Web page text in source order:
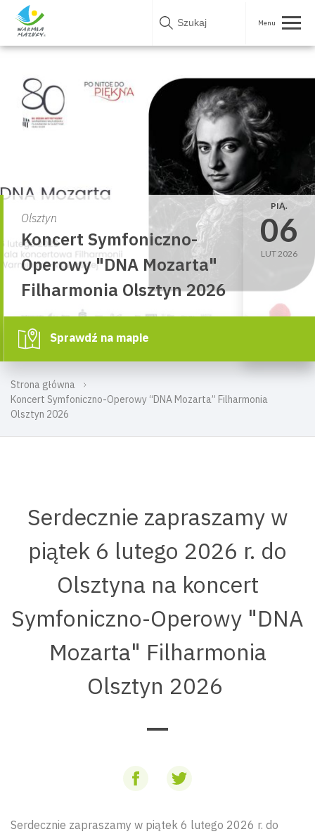
Skip
Strona główna
Koncert Symfoniczno-Operowy “DNA Mozarta” Filharmonia
Olsztyn 2026
Olsztyn
Koncert Symfoniczno-
Operowy "DNA Mozarta"
Filharmonia Olsztyn 2026
PIĄ.
06
LUT 2026
Sprawdź na mapie
Serdecznie zapraszamy w
piątek 6 lutego 2026 r. do
Olsztyna na koncert
Symfoniczno-Operowy "DNA
Mozarta" Filharmonia
Olsztyn 2026
Serdecznie zapraszamy w piątek 6 lutego 2026 r. do